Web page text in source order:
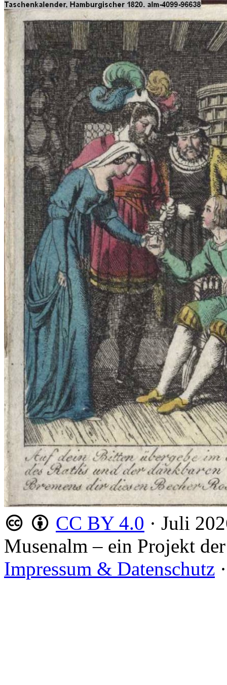
CC BY 4.0 · Juli
Musenalm – ein Projekt der
Impressum & Datenschutz ·